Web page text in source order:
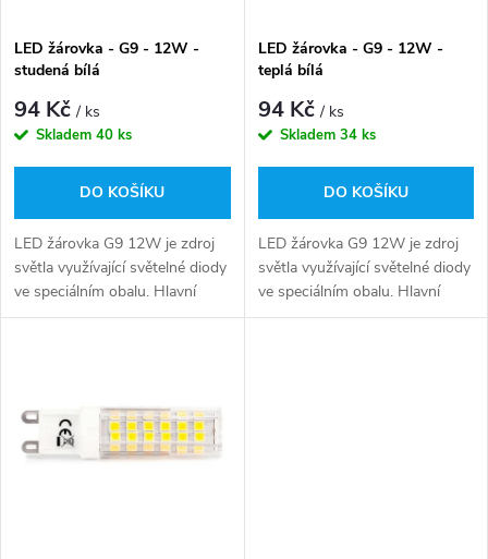
p
r
o
d
u
ů
s
p
r
d
u
t
ů
LED žárovka - G9 - 12W -
studená bílá
94 Kč/ ks
Skladem 40 ks
DO KOŠÍKU
LED žárovka G9 12W je zdroj
světla využívající světelné diody
ve speciálním obalu. Hlavní
výhodou 12W LED žárovky G9
LED žárovka - G9 - 12W -
teplá bílá
94 Kč/ ks
Skladem 34 ks
DO KOŠÍKU
LED žárovka G9 12W je zdroj
světla využívající světelné diody
ve speciálním obalu. Hlavní
výhodou 12W LED žárovky G9